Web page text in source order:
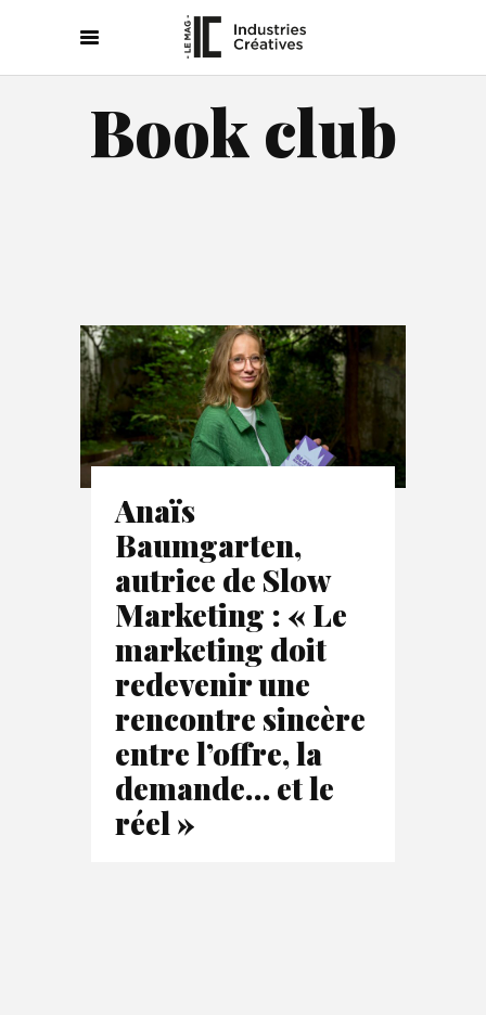
Book club
Anaïs
Baumgarten,
autrice de Slow
Marketing : « Le
marketing doit
redevenir une
rencontre sincère
entre l’offre, la
demande… et le
réel »